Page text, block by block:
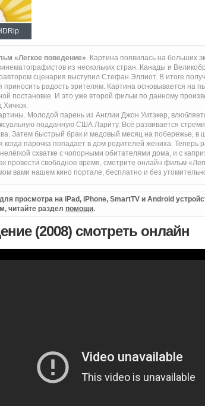
«Легкое поведение». Картина появилась на больших
из нескольких стран: Канады и
сценария выступил Стефан Эллиот. В итоге
радость зрителям. Картина основывается на
постановке. И это уже второй фильм по данному
Молодой парень из Англии Джон Уитэкер,
подданную США Лариту. Всё развивается
Затем быстрый брак и медовый месяц на побережье, в
когда парочка попадает в дом родителей жениха. Теперь
схватке с чопорными обитателями дома, и с
провести свободное время, смотрите онлайн фильм
вами нашем кино портале, бесплатно и без
просмотра на iPad, iPhone, SmartTV и Android
читайте раздел помощи.
(2008) смотреть онлайн